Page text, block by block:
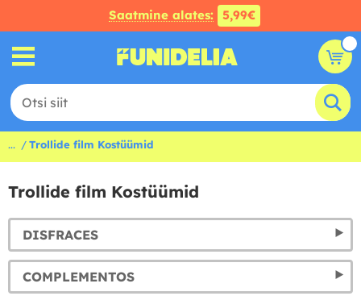
Saatmine alates: 5,99€
... Trollide film Kostüümid
Trollide film Kostüümid
DISFRACES
COMPLEMENTOS